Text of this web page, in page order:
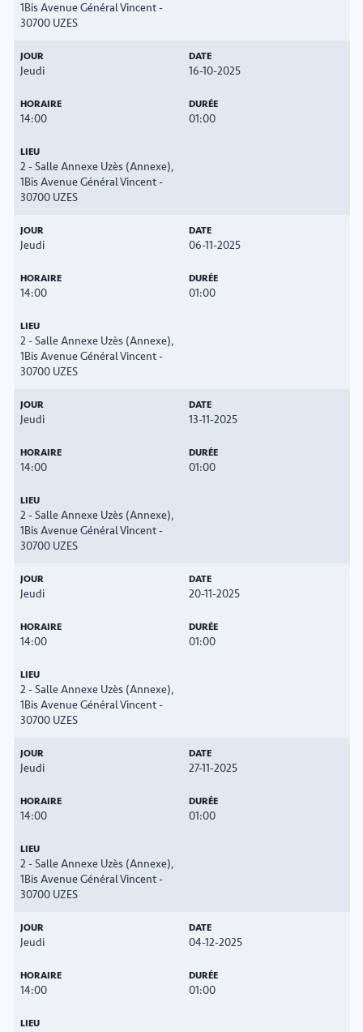
1Bis Avenue Général Vincent -
30700 UZES
Jeudi 16-10-2025
14:00 01:00
2 - Salle Annexe Uzès (Annexe),
1Bis Avenue Général Vincent -
30700 UZES
Jeudi 06-11-2025
14:00 01:00
2 - Salle Annexe Uzès (Annexe),
1Bis Avenue Général Vincent -
30700 UZES
Jeudi 13-11-2025
14:00 01:00
2 - Salle Annexe Uzès (Annexe),
1Bis Avenue Général Vincent -
30700 UZES
Jeudi 20-11-2025
14:00 01:00
2 - Salle Annexe Uzès (Annexe),
1Bis Avenue Général Vincent -
30700 UZES
Jeudi 27-11-2025
14:00 01:00
2 - Salle Annexe Uzès (Annexe),
1Bis Avenue Général Vincent -
30700 UZES
Jeudi 04-12-2025
14:00 01:00